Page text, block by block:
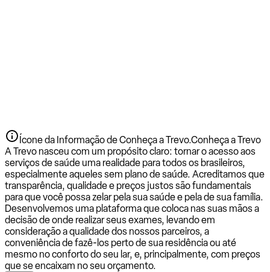
Ícone da Informação de Conheça a Trevo.Conheça a Trevo
A Trevo nasceu com um propósito claro: tornar o acesso aos
serviços de saúde uma realidade para todos os brasileiros,
especialmente aqueles sem plano de saúde. Acreditamos que
transparência, qualidade e preços justos são fundamentais
para que você possa zelar pela sua saúde e pela de sua família.
Desenvolvemos uma plataforma que coloca nas suas mãos a
decisão de onde realizar seus exames, levando em
consideração a qualidade dos nossos parceiros, a
conveniência de fazê-los perto de sua residência ou até
mesmo no conforto do seu lar, e, principalmente, com preços
que se encaixam no seu orçamento.